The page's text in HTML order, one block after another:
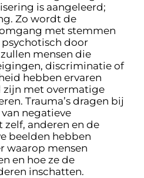
is aangeleerd;
Zo wordt de
met stemmen
door
mensen die
discriminatie of
hebben ervaren
zijn met overmatige
Trauma’s dragen bij
negatieve
anderen en de
beelden hebben
waarop mensen
en hoe ze de
inschatten.